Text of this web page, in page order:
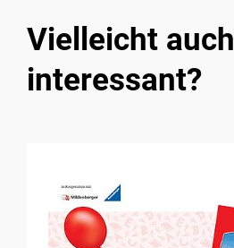
Vielleicht auch
interessant?